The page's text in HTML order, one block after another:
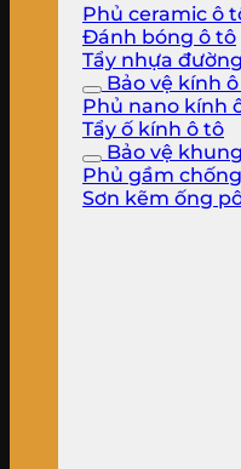
Phủ ceramic ô
Đánh bóng ô tô
Tẩy nhựa
Bảo vệ kính
Phủ nano kính
Tẩy ố kính ô tô
Bảo vệ
Phủ gầm
Sơn kẽm ống